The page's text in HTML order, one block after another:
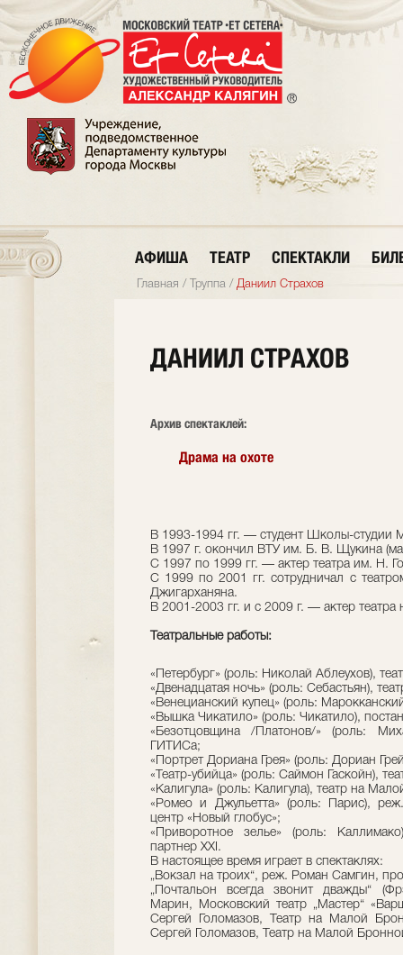
АФИША ТЕАТР СПЕКТАКЛИ
Главная / Труппа / Даниил Страхов
ДАНИИЛ СТРАХОВ
Архив спектаклей:
Драма на охоте
В 1993-1994 гг. — студент Школы-студии
В 1997 г. окончил ВТУ им. Б. В. Щукина
С 1997 по 1999 гг. — актер театра им. Н.
С 1999 по 2001 гг. сотрудничал с
Джигарханяна.
В 2001-2003 гг. и с 2009 г. — актер
Театральные работы:
«Петербург» (роль: Николай Аблеухов),
«Двенадцатая ночь» (роль: Себастьян),
«Венецианский купец» (роль:
«Вышка Чикатило» (роль: Чикатило),
«Безотцовщина /Платонов/» (роль:
ГИТИСа;
«Портрет Дориана Грея» (роль: Дориан
«Театр-убийца» (роль: Саймон Гаскойн),
«Калигула» (роль: Калигула), театр на
«Ромео и Джульетта» (роль: Парис),
центр «Новый глобус»;
«Приворотное зелье» (роль:
партнер XXI.
В настоящее время играет в спектаклях:
„Вокзал на троих“, реж. Роман Самгин,
„Почтальон всегда звонит дважды“
Марин, Московский театр „Мастер“
Сергей Голомазов, Театр на Малой
Сергей Голомазов, Театр на Малой